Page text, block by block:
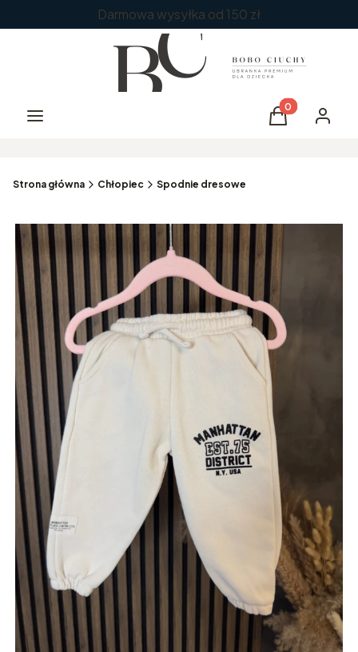
Darmowa wysyłka od 150 zł
Menu Produkty w
Koszyk
Strona główna Chłopiec Spodnie dresowe